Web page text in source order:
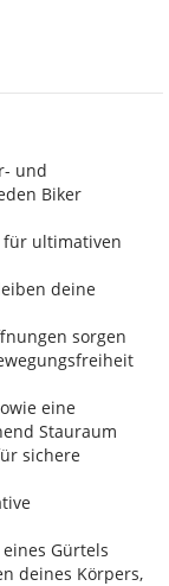
und
Biker
für ultimativen
deine
sorgen
eine
Stauraum
sichere
Gürtels
deines Körpers,